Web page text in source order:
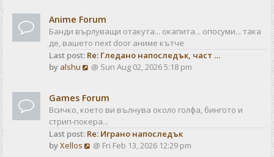
s
e
s
t
p
s
t
w
t
h
e
e
s
t
p
o
Anime Forum
Банди върлуващи отакута... окапита... опосуми... така
де, вашето next door аниме кътче
Last post: Re: Гледано напоследък, част …
by alshu
V
w
t
h
e
l
@ Sun Aug 02, 2026 5:18 pm
Games Forum
Всичко, което ви вълнува около голфа, бингото и
стрип-покера...
Last post: Re: Играно напоследък
byXellos
V@ Fri Feb 13, 2026 12:29 pm